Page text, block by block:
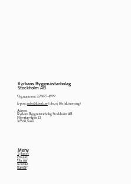
Meny
Tjänster
Projekt
Om oss
Kontakt
Karriär
Org.nummer: 559497-4999
E-post:info@kbmb.se(obs, ej för fakturering)
Adress:
Kyrkans Byggmästarbolag Stockholm AB
Förvaltarvägen 21
169 68, Solna
Kyrkans Byggmästarbolag
Stockholm AB